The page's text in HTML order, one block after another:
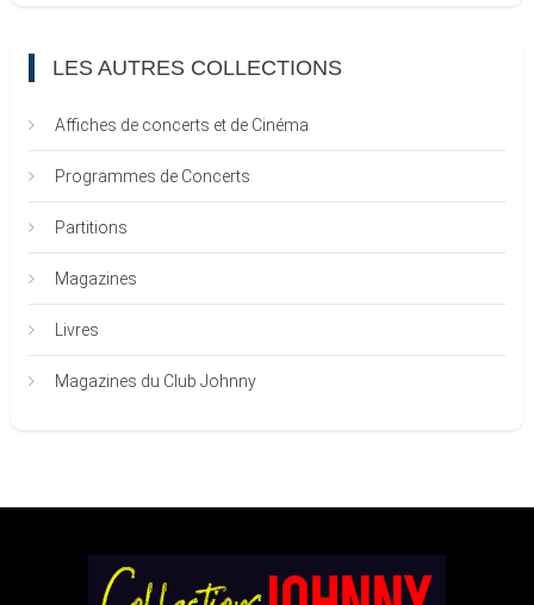
LES AUTRES COLLECTIONS
Affiches de concerts et de Cinéma
Programmes de Concerts
Partitions
Magazines
Livres
Magazines du Club Johnny